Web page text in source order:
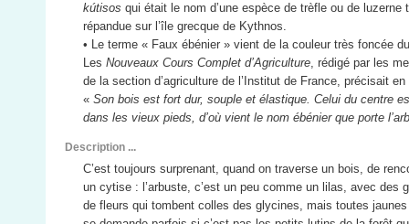
kútisos qui était le nom d’une espèce de trèfle ou de luzerne
répandue sur l’île grecque de Kythnos.
• Le terme « Faux ébénier » vient de la couleur très foncée
Les Nouveaux Cours Complet d’Agriculture, rédigé par les
de la section d’agriculture de l’Institut de France, précisait en
« Son bois est fort dur, souple et élastique. Celui du centre
dans les vieux pieds, d’où vient le nom ébénier que porte
Description ...
C’est toujours surprenant, quand on traverse un bois, de
un cytise : l’arbuste, c’est un peu comme un lilas, avec des
de fleurs qui tombent colles des glycines, mais toutes